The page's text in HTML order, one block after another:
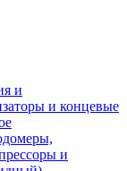
и
и концевые
и